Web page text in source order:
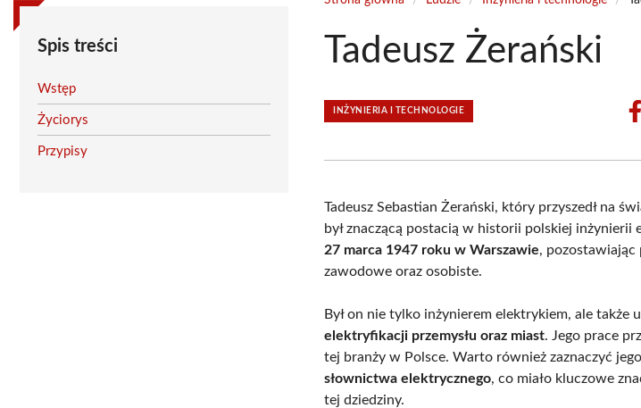
Spis treści
Wstęp
Życiorys
Przypisy
Tadeusz Żerański
INŻYNIERIA I TECHNOLOGIE
Tadeusz Sebastian Żerański, który przyszedł na
był znaczącą postacią w historii polskiej inżynierii
27 marca 1947 roku w Warszawie, pozostawiając
zawodowe oraz osobiste.
Był on nie tylko inżynierem elektrykiem, ale także
elektryfikacji przemysłu oraz miast. Jego prace
tej branży w Polsce. Warto również zaznaczyć
słownictwa elektrycznego, co miało kluczowe
tej dziedziny.